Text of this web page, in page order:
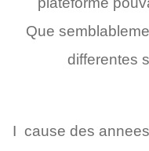
Que
differentes
I cause des